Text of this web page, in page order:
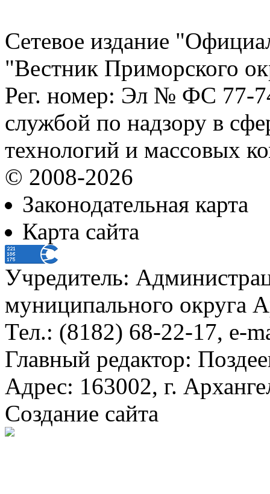
Сетевое издание
"Вестник Приморского
Рег. номер: Эл № ФС 77-
службой по надзору в
технологий и массовых
© 2008-2026
Законодательная карта
Карта сайта
Учредитель:
муниципального округа
Тел.: (8182) 68-22-17, e-
Главный редактор:
Адрес: 163002, г.
Создание сайта